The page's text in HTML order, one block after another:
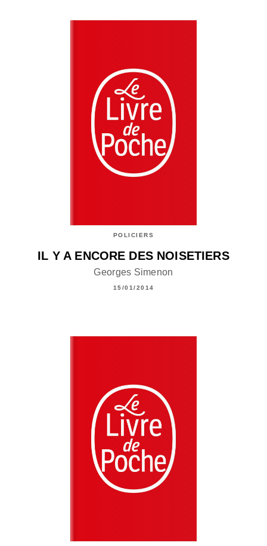
POLICIERS
IL Y A ENCORE DES NOISETIERS
Georges Simenon
15/01/2014